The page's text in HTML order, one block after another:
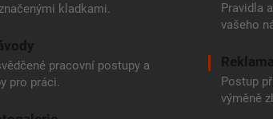
kladkami.
pracovní postupy a
pro práci.
Pravidla
vašeho
Postup
výměně